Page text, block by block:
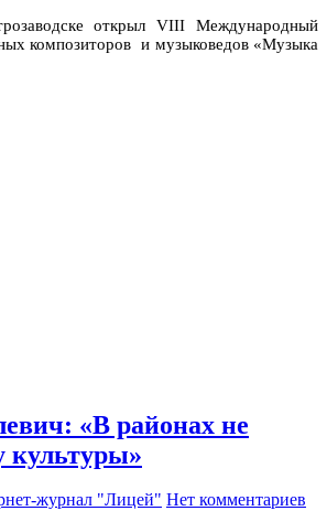
открыл VIII Международный
композиторов и музыковедов «Музыка
«В районах не
культуры»
журнал "Лицей" Нет комментариев